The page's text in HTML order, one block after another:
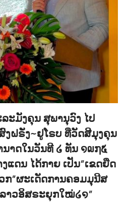
ະມັງຄຸນ ສຸພານຸວົງ ໄປ
ງຝຣັ່ງ~ຢູໂຣບ ທີ່ວັດສີມຸງຄຸນ
າດໃນວັນທີ ໒ ທັນ ໑໙໗໕
ແດນ ໄດ້ກາຍ ເປັນ”ເຂດຍືດ
ກ”ຜະເດັດການຄອມມຸນີສ
າວອິສຣະຍຸກໃໝ່໒໑”